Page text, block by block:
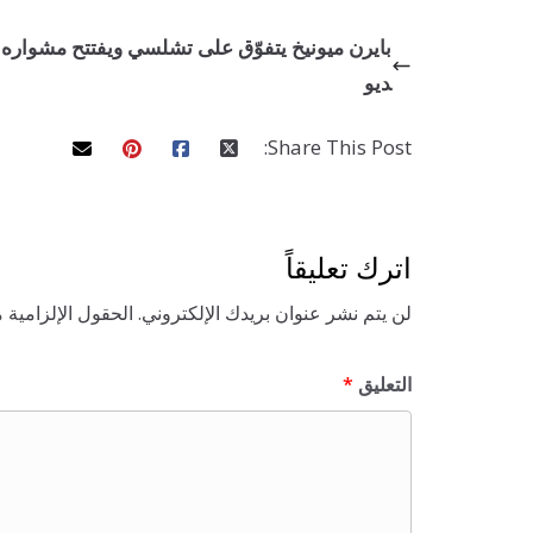
t
t
n
t
f
s
c
e
e
p
ديو
Share This Post:
اترك تعليقاً
لن يتم نشر عنوان بريدك الإلكتروني. الحقول الإلزامية
التعليق *